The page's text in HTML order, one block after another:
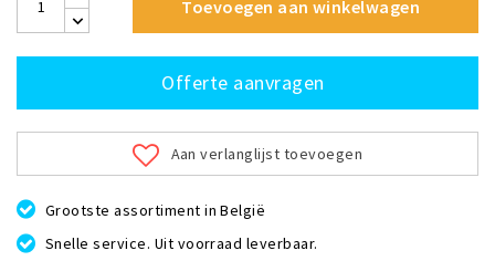
Toevoegen aan winkelwagen
Offerte aanvragen
Aan verlanglijst toevoegen
Grootste assortiment in België
Snelle service. Uit voorraad leverbaar.